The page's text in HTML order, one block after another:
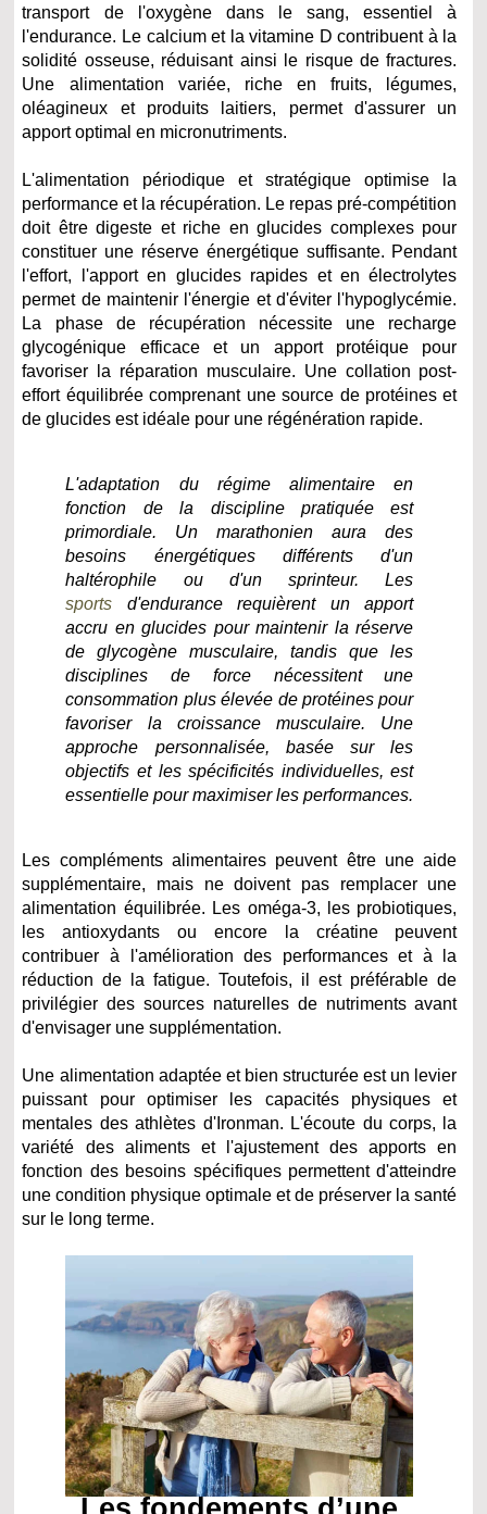
transport de l'oxygène dans le sang, essentiel à
l'endurance. Le calcium et la vitamine D contribuent à la
solidité osseuse, réduisant ainsi le risque de fractures.
Une alimentation variée, riche en fruits, légumes,
oléagineux et produits laitiers, permet d'assurer un
apport optimal en micronutriments.
L'alimentation périodique et stratégique optimise la
performance et la récupération. Le repas pré-compétition
doit être digeste et riche en glucides complexes pour
constituer une réserve énergétique suffisante. Pendant
l'effort, l'apport en glucides rapides et en électrolytes
permet de maintenir l'énergie et d'éviter l'hypoglycémie.
La phase de récupération nécessite une recharge
glycogénique efficace et un apport protéique pour
favoriser la réparation musculaire. Une collation post-
effort équilibrée comprenant une source de protéines et
de glucides est idéale pour une régénération rapide.
L'adaptation du régime alimentaire en
fonction de la discipline pratiquée est
primordiale. Un marathonien aura des
besoins énergétiques différents d'un
haltérophile ou d'un sprinteur. Les
sports d'endurance requièrent un apport
accru en glucides pour maintenir la réserve
de glycogène musculaire, tandis que les
disciplines de force nécessitent une
consommation plus élevée de protéines pour
favoriser la croissance musculaire. Une
approche personnalisée, basée sur les
objectifs et les spécificités individuelles, est
essentielle pour maximiser les performances.
Les compléments alimentaires peuvent être une aide
supplémentaire, mais ne doivent pas remplacer une
alimentation équilibrée. Les oméga-3, les probiotiques,
les antioxydants ou encore la créatine peuvent
contribuer à l'amélioration des performances et à la
réduction de la fatigue. Toutefois, il est préférable de
privilégier des sources naturelles de nutriments avant
d'envisager une supplémentation.
Une alimentation adaptée et bien structurée est un levier
puissant pour optimiser les capacités physiques et
mentales des athlètes d'Ironman. L'écoute du corps, la
variété des aliments et l'ajustement des apports en
fonction des besoins spécifiques permettent d'atteindre
une condition physique optimale et de préserver la santé
sur le long terme.